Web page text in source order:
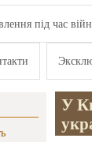
під час
У